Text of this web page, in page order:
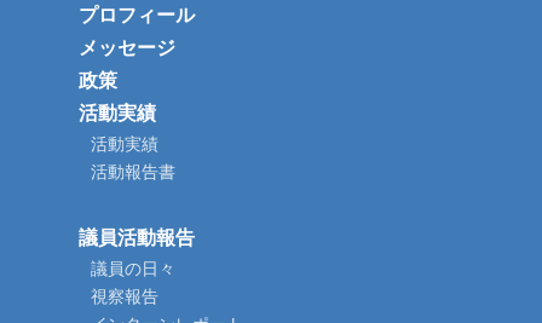
プロフィール
メッセージ
政策
活動実績
活動実績
活動報告書
議員活動報告
議員の日々
視察報告